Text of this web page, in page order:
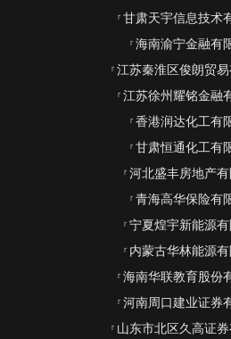
甘肃天宇信息技术
海南渝宁金融有
江苏秦淮区俊朗贸易
江苏徐州耀铭金融
香港润达化工有
甘肃恒通化工有
河北盛丰房地产有
青海高华保险有
宁夏煌宇新能源有
内蒙古华林能源有
海南华联教育股份
河南周口建业证券
山东市北区久高证券